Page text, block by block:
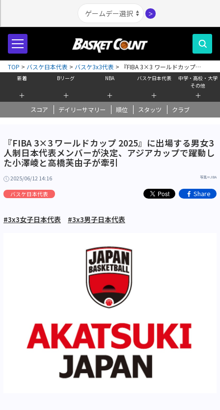
＞
新着
＋
Bリーグ
＋
NBA
＋
バスケ日本代表
＋
中学・高校・大学
その他
＋
スコア デイリーサマリー 順位 スタッツ クラブ
TOP > バスケ日本代表 > バスケ3x3代表 >
『FIBA 3×3 ワールドカップ
2025』に出場する男女3人制日本代表メンバーが決定、アジアカップで躍動
した小澤崚と高橋芙由子が牽引
『FIBA 3×3 ワールドカップ 2025』に出場する男女3
人制日本代表メンバーが決定、アジアカップで躍動し
た小澤崚と高橋芙由子が牽引
2025/06/12 14:16 写真＝JBA
バスケ日本代表 Share
#3x3女子日本代表 #3x3男子日本代表